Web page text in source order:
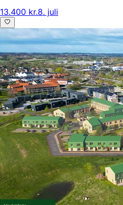
13.400 kr.8. juli